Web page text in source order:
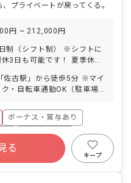
プライベートが戻ってくる。
円 ~ 212,000円
制（シフト制） ※シフトに
3日も可能です！ 夏季休暇
能） 慶弔休暇 産前産後・
（産休取得率100％。取得
、毎週3日お休みにすること
！（希望の場合のみ）
古駅」から徒歩5分 ※マイ
・自転車通勤OK（駐車場完
ボーナス・賞与あり
り
社会保険完備
退職金制度
る
キープ